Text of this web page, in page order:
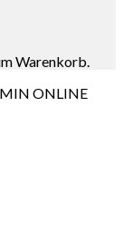
Warenkorb.
ONLINE